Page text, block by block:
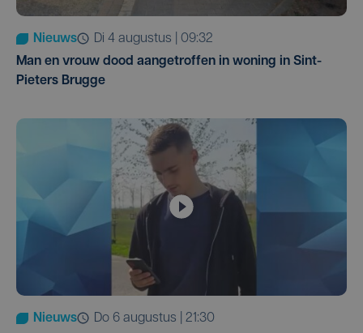
Nieuws
di 4 augustus | 09:32
Man en vrouw dood aangetroffen in woning in Sint-
Pieters Brugge
Nieuws
do 6 augustus | 21:30